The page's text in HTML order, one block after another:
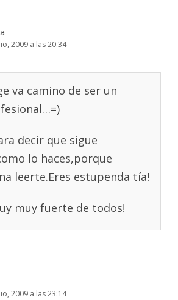
2009 a las 20:34
va camino de ser un
decir que sigue
lo haces,porque
leerte.Eres estupenda tía!
muy fuerte de todos!
2009 a las 23:14